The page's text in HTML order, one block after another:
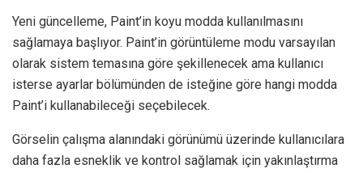
Yeni güncelleme, Paint’in koyu modda kullanılmasını
sağlamaya başlıyor. Paint’in görüntüleme modu varsayılan
olarak sistem temasına göre şekillenecek ama kullanıcı
isterse ayarlar bölümünden de isteğine göre hangi modda
Paint’i kullanabileceği seçebilecek.
Görselin çalışma alanındaki görünümü üzerinde kullanıcılara
daha fazla esneklik ve kontrol sağlamak için yakınlaştırma